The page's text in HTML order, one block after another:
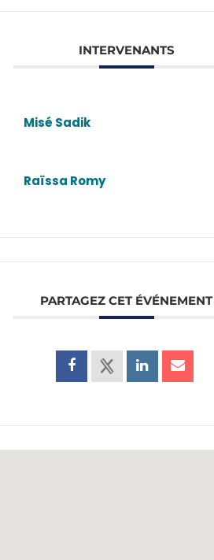
INTERVENANTS
Misé Sadik
Raïssa Romy
PARTAGEZ CET ÉVÉNEMENT